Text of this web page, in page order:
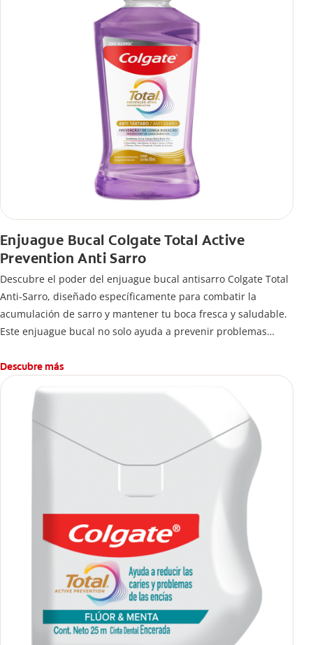
Enjuague Bucal Colgate Total Active
Prevention Anti Sarro
Descubre el poder del enjuague bucal antisarro Colgate Total
Anti-Sarro, diseñado específicamente para combatir la
acumulación de sarro y mantener tu boca fresca y saludable.
Este enjuague bucal no solo ayuda a prevenir problemas
Descubre más